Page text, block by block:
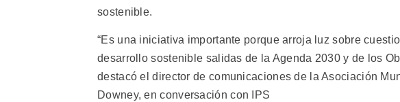
sostenible.
“Es una iniciativa importante porque arroja luz sobre
desarrollo sostenible salidas de la Agenda 2030 y de los
destacó el director de comunicaciones de la Asociación
Downey, en conversación con IPS